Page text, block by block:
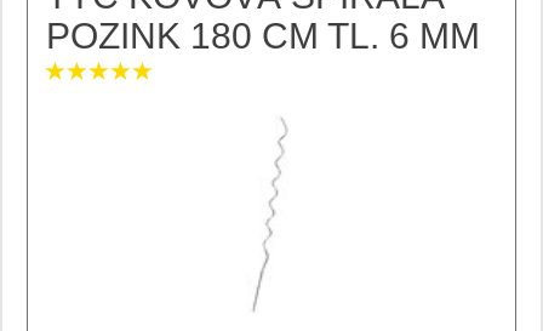
POZINK 180 CM TL. 6 MM